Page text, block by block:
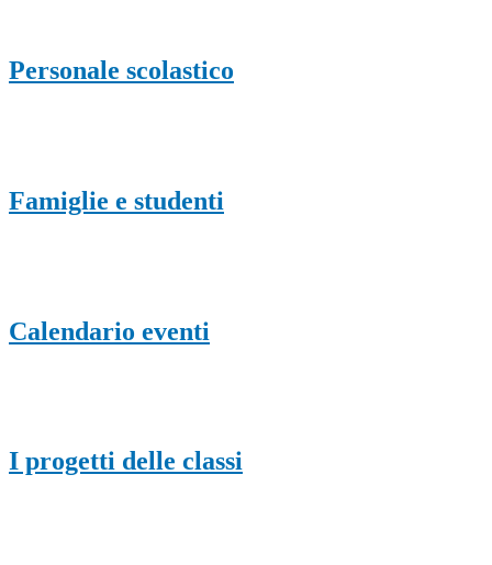
Personale scolastico
Famiglie e studenti
Calendario eventi
I progetti delle classi